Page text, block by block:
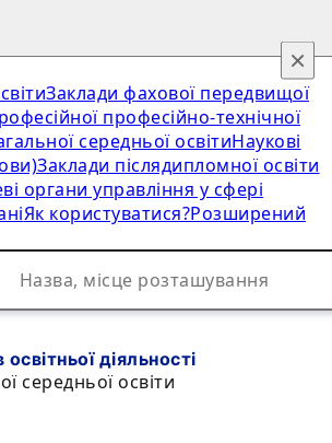
Заклади фахової передвищої
професійно-технічної
середньої освітиНаукові
Заклади післядипломної освіти
органи управління у сфері
Як користуватися?Розширений
×
діяльності
середньої освіти